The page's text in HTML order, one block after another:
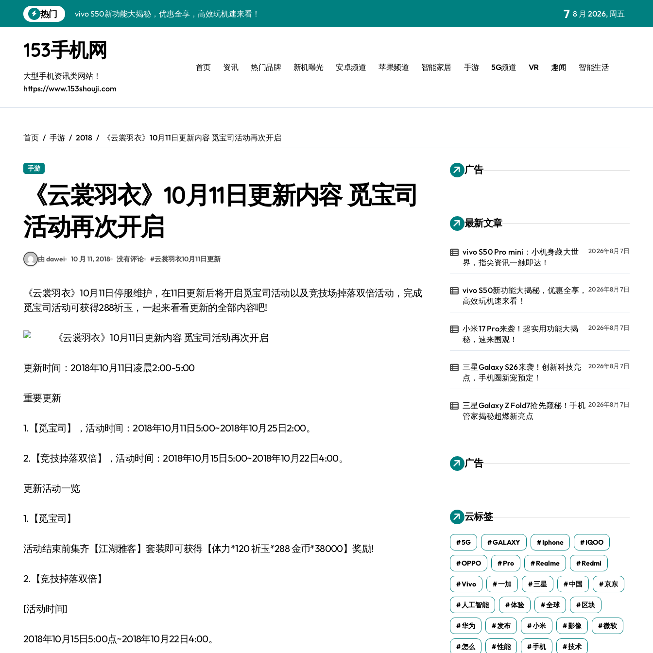
到
热门
vivo S50新功能大揭秘，优惠全享，高效玩机速来看！
三星Galaxy S26来袭！创新科技亮点，手机圈新宠预定！
三星Galaxy Z Fold7抢先窥秘！手机管家揭秘超燃新亮点
S25 Ultra颜值炸裂！定制主题潮到没朋友
S24+震撼登场，美出新高度！
A56 5G登场，三星风尚新定义！
vivo S50 Pro mini：小机身藏大世界，指尖资讯一触即达！
7 8 月 2026, 周五
153手机网
大型手机资讯类网站！
https://www.153shouji.com
首页 资讯 热门品牌 新机曝光 安卓频道 苹果频道 智能家居 手游 5G频道 VR 趣闻 智能生活
首页 手游 2018 《云裳羽衣》10月11日更新内容 觅宝司活动再次开启
手游
《云裳羽衣》10月11日更新内容 觅宝司
活动再次开启
由 dawei 10 月 11, 2018 没有评论 #云裳羽衣10月11日更新
《云裳羽衣》10月11日停服维护，在11日更新后将开启觅宝司活动以及竞技场掉落双倍活动，完成
觅宝司活动可获得288祈玉，一起来看看更新的全部内容吧!
更新时间：2018年10月11日凌晨2:00-5:00
重要更新
1.【觅宝司】，活动时间：2018年10月11日5:00~2018年10月25日2:00。
2.【竞技掉落双倍】，活动时间：2018年10月15日5:00~2018年10月22日4:00。
更新活动一览
1.【觅宝司】
活动结束前集齐【江湖雅客】套装即可获得【体力*120 祈玉*288 金币*38000】奖励!
2.【竞技掉落双倍】
[活动时间]
2018年10月15日5:00点~2018年10月22日4:00。
广告
最新文章
vivo S50 Pro mini：小机身藏大世
界，指尖资讯一触即达！
2026年8月7日
vivo S50新功能大揭秘，优惠全享，
高效玩机速来看！
2026年8月7日
小米17 Pro来袭！超实用功能大揭
秘，速来围观！
2026年8月7日
三星Galaxy S26来袭！创新科技亮
点，手机圈新宠预定！
2026年8月7日
三星Galaxy Z Fold7抢先窥秘！手机
管家揭秘超燃新亮点
2026年8月7日
广告
云标签
5G GALAXY Iphone IQOO
OPPO Pro Realme Redmi
Vivo 一加 三星 中国 京东
人工智能 体验 全球 区块
华为 发布 小米 影像 微软
怎么 性能 手机 技术